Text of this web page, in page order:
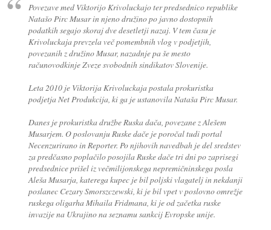
Povezave med Viktorijo Krivoluckajo ter predsednico republike
Natašo Pirc Musar in njeno družino po javno dostopnih
podatkih segajo skoraj dve desetletji nazaj. V tem času je
Krivoluckaja prevzela več pomembnih vlog v podjetjih,
povezanih z družino Musar, nazadnje pa še mesto
računovodkinje Zveze svobodnih sindikatov Slovenije.
Leta 2010 je Viktorija Krivoluckaja postala prokuristka
podjetja Net Produkcija, ki ga je ustanovila Nataša Pirc Musar.
Danes je prokuristka družbe Ruska dača, povezane z Alešem
Musarjem. O poslovanju Ruske dače je poročal tudi portal
Necenzurirano in Reporter. Po njihovih navedbah je del sredstev
za predčasno poplačilo posojila Ruske dače tri dni po zaprisegi
predsednice prišel iz večmilijonskega nepremičninskega posla
Aleša Musarja, katerega kupec je bil poljski vlagatelj in nekdanji
poslanec Cezary Smorszczewski, ki je bil vpet v poslovno omrežje
ruskega oligarha Mihaila Fridmana, ki je od začetka ruske
invazije na Ukrajino na seznamu sankcij Evropske unije.